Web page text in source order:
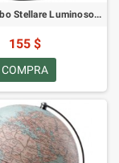
Emform Globo Stellare Luminoso Antico 30cm
155 $
COMPRA